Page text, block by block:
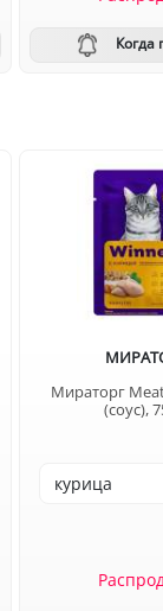
Когда
Мираторг
(соус),